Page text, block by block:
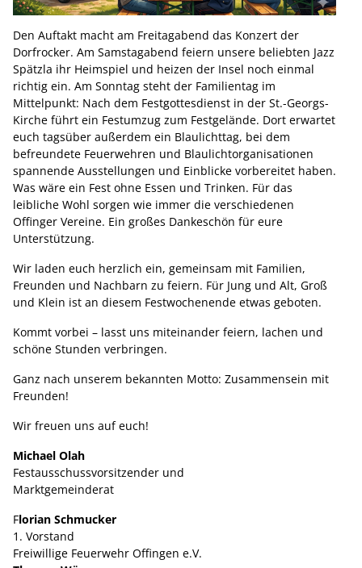
Den Auftakt macht am Freitagabend das Konzert der
Dorfrocker. Am Samstagabend feiern unsere beliebten Jazz
Spätzla ihr Heimspiel und heizen der Insel noch einmal
richtig ein. Am Sonntag steht der Familientag im
Mittelpunkt: Nach dem Festgottesdienst in der St.-Georgs-
Kirche führt ein Festumzug zum Festgelände. Dort erwartet
euch tagsüber außerdem ein Blaulichttag, bei dem
befreundete Feuerwehren und Blaulichtorganisationen
spannende Ausstellungen und Einblicke vorbereitet haben.
Was wäre ein Fest ohne Essen und Trinken. Für das
leibliche Wohl sorgen wie immer die verschiedenen
Offinger Vereine. Ein großes Dankeschön für eure
Unterstützung.
Wir laden euch herzlich ein, gemeinsam mit Familien,
Freunden und Nachbarn zu feiern. Für Jung und Alt, Groß
und Klein ist an diesem Festwochenende etwas geboten.
Kommt vorbei – lasst uns miteinander feiern, lachen und
schöne Stunden verbringen.
Ganz nach unserem bekannten Motto: Zusammensein mit
Freunden!
Wir freuen uns auf euch!
Michael Olah
Festausschussvorsitzender und
Marktgemeinderat
Florian Schmucker
1. Vorstand
Freiwillige Feuerwehr Offingen e.V.